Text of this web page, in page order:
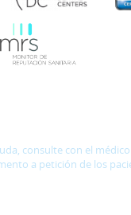
consulte con el
a petición de los